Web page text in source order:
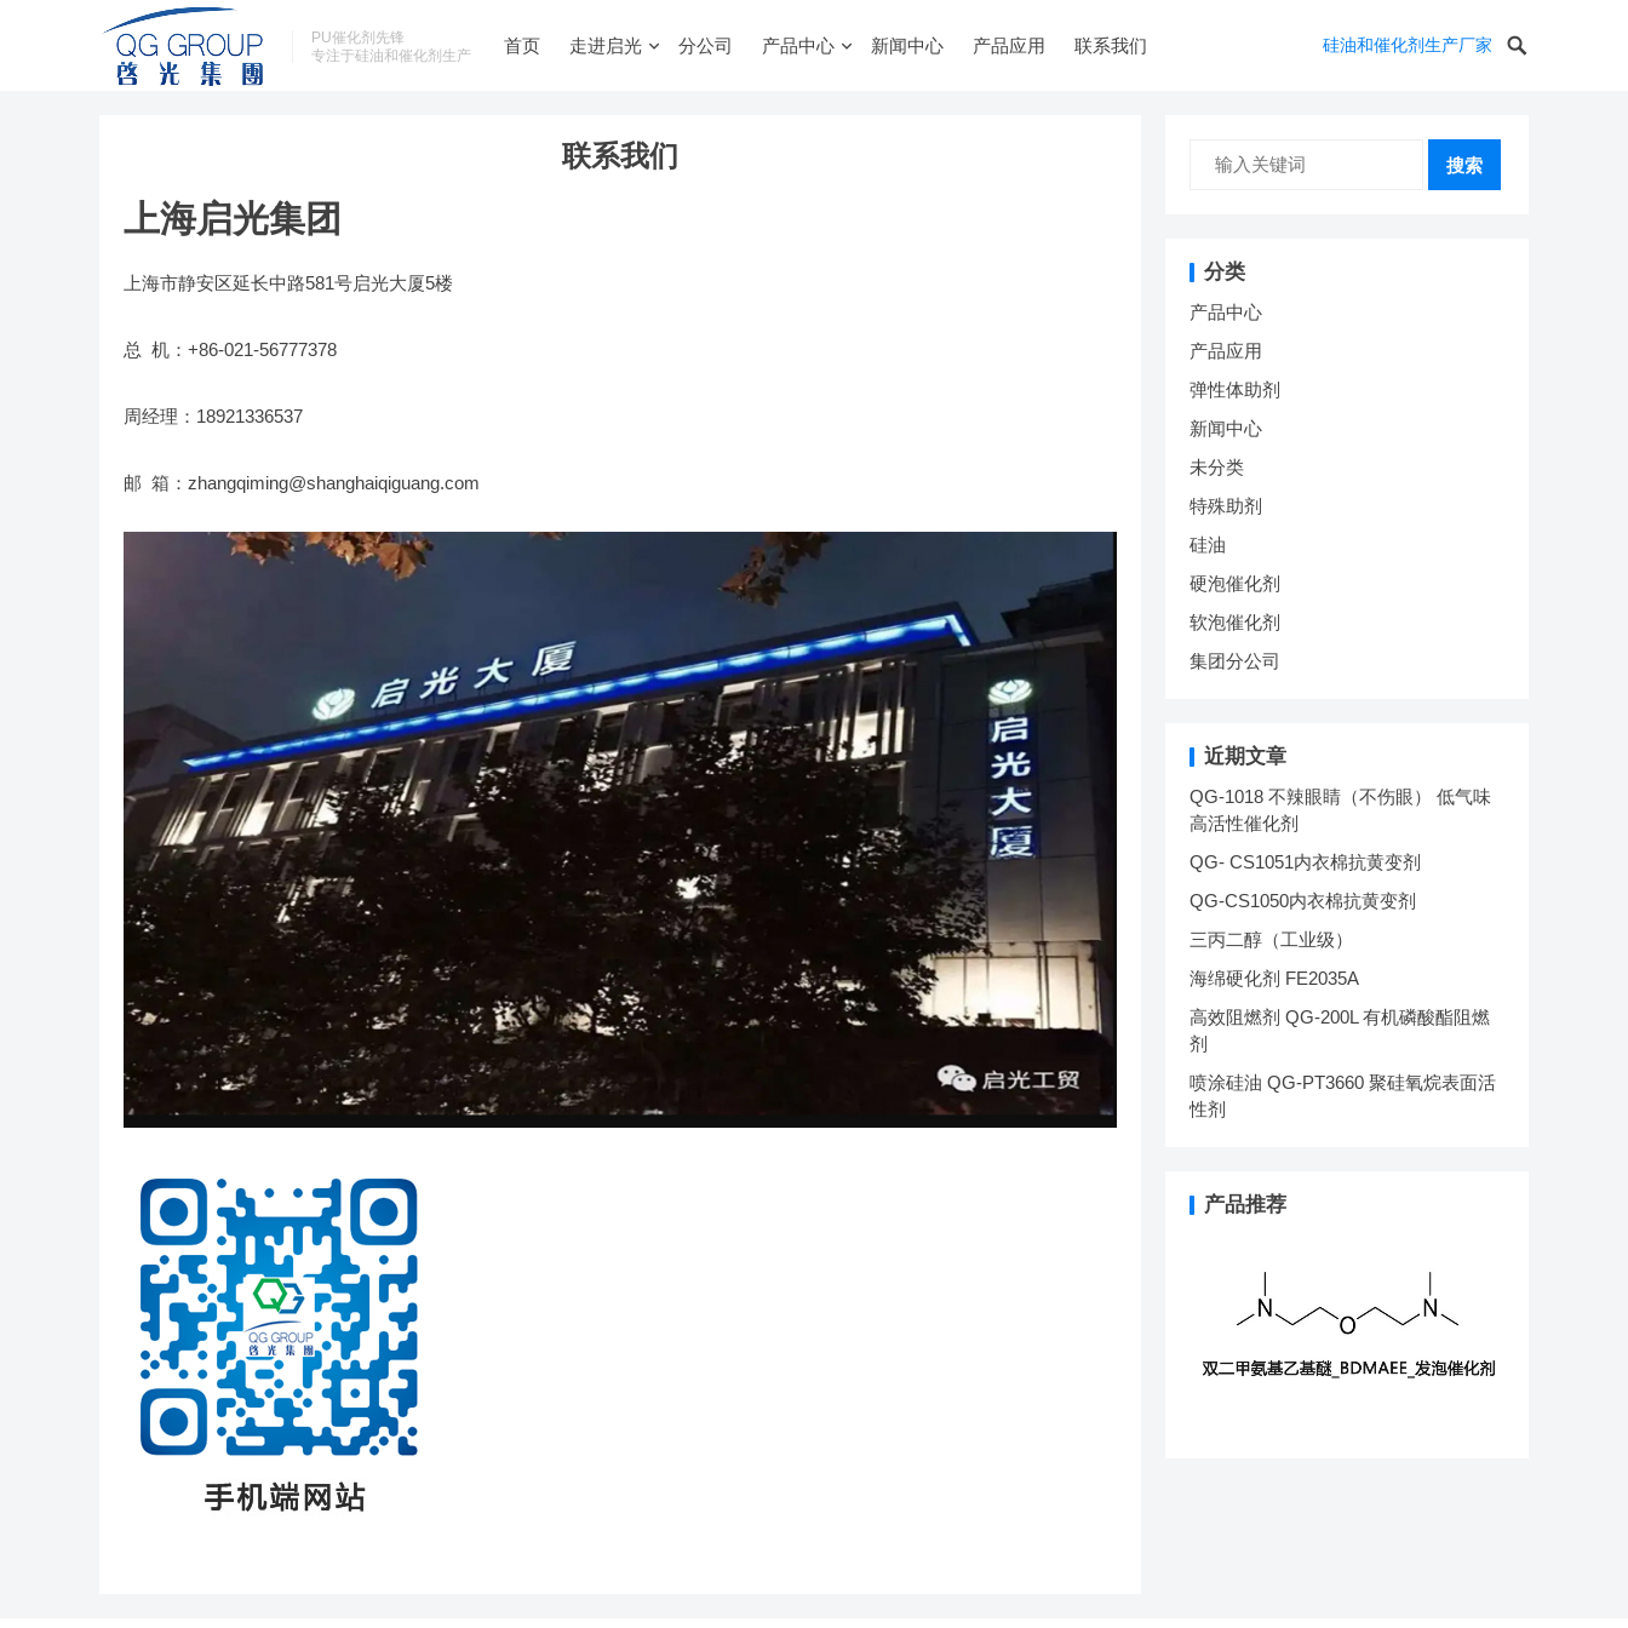
PU催化剂先锋
专注于硅油和催化剂生产
首页 走进启光 分公司 产品中心 新闻中心 产品应用 联系我们 硅油和催化剂生产厂家
联系我们
上海启光集团
上海市静安区延长中路581号启光大厦5楼
总 机：+86-021-56777378
周经理：18921336537
邮 箱：zhangqiming@shanghaiqiguang.com
搜索
分类
产品中心
产品应用
弹性体助剂
新闻中心
未分类
特殊助剂
硅油
硬泡催化剂
软泡催化剂
集团分公司
近期文章
QG-1018 不辣眼睛（不伤眼） 低气味
高活性催化剂
QG- CS1051内衣棉抗黄变剂
QG-CS1050内衣棉抗黄变剂
三丙二醇（工业级）
海绵硬化剂 FE2035A
高效阻燃剂 QG-200L 有机磷酸酯阻燃
剂
喷涂硅油 QG-PT3660 聚硅氧烷表面活
性剂
产品推荐